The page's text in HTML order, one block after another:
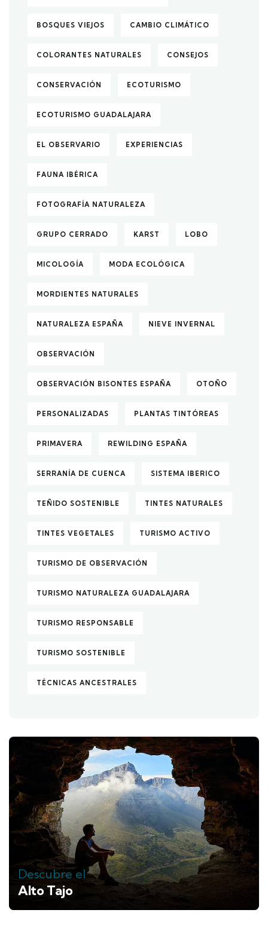
BOSQUES VIEJOS CAMBIO CLIMÁTICO
COLORANTES NATURALES CONSEJOS
CONSERVACIÓN ECOTURISMO
ECOTURISMO GUADALAJARA
EL OBSERVARIO EXPERIENCIAS
FAUNA IBÉRICA
FOTOGRAFÍA NATURALEZA
GRUPO CERRADO KARST LOBO
MICOLOGÍA MODA ECOLÓGICA
MORDIENTES NATURALES
NATURALEZA ESPAÑA NIEVE INVERNAL
OBSERVACIÓN
OBSERVACIÓN BISONTES ESPAÑA OTOÑO
PERSONALIZADAS PLANTAS TINTÓREAS
PRIMAVERA REWILDING ESPAÑA
SERRANÍA DE CUENCA SISTEMA IBERICO
TEÑIDO SOSTENIBLE TINTES NATURALES
TINTES VEGETALES TURISMO ACTIVO
TURISMO DE OBSERVACIÓN
TURISMO NATURALEZA GUADALAJARA
TURISMO RESPONSABLE
TURISMO SOSTENIBLE
TÉCNICAS ANCESTRALES
Descubre el
Alto Tajo